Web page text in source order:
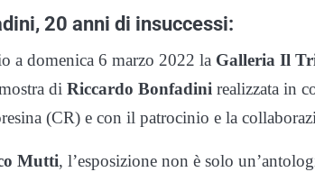
20 anni di insuccessi:
a domenica 6 marzo 2022 la Galleria Il
di Riccardo Bonfadini realizzata in
(CR) e con il patrocinio e la
Mutti, l’esposizione non è solo